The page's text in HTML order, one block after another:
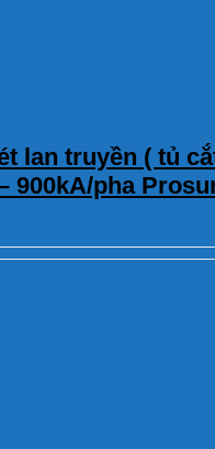
lan truyền ( tủ
900kA/pha